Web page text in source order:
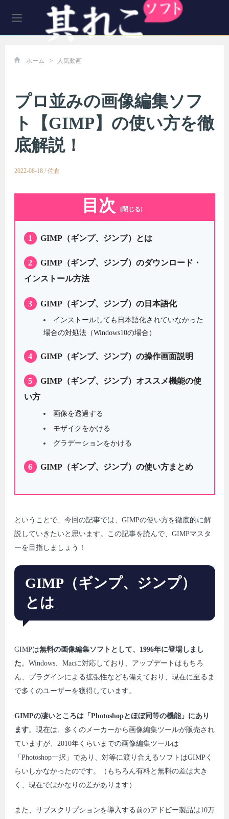
ホーム > 人気動画
プロ並みの画像編集ソフ
ト【GIMP】の使い方を徹
底解説！
2022-08-18 / 佐倉
目次 [閉じる]
1 GIMP（ギンプ、ジンプ）とは
2
GIMP（ギンプ、ジンプ）のダウンロード・
インストール方法
3 GIMP（ギンプ、ジンプ）の日本語化
インストールしても日本語化されていなかった
場合の対処法（Windows10の場合）
4 GIMP（ギンプ、ジンプ）の操作画面説明
5
GIMP（ギンプ、ジンプ）オススメ機能の使
い方
画像を透過する
モザイクをかける
グラデーションをかける
6 GIMP（ギンプ、ジンプ）の使い方まとめ
ということで、今回の記事では、GIMPの使い方を徹底的に解
説していきたいと思います。この記事を読んで、GIMPマスタ
ーを目指しましょう！
GIMP（ギンプ、ジンプ）
とは
GIMPは無料の画像編集ソフトとして、1996年に登場しまし
た 。Windows、Macに対応しており、アップデートはもちろ
ん、プラグインによる拡張性なども備えており、現在に至るま
で多くのユーザーを獲得しています。
GIMPの凄いところは「Photoshopとほぼ同等の機能」にあり
ます。現在は、多くのメーカーから画像編集ツールが販売され
ていますが、2010年くらいまでの画像編集ツールは
「Photoshop一択」であり、対等に渡り合えるソフトはGIMPく
らいしかなかったのです。（もちろん有料と無料の差は大き
く、現在ではかなりの差があります）
また、サブスクリプションを導入する前のアドビー製品は10万